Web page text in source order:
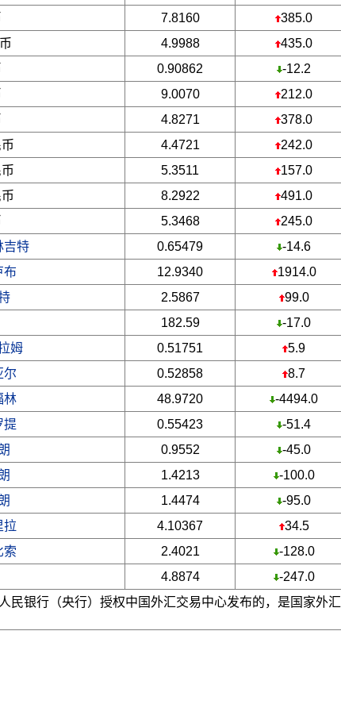
7.8160
385.0
4.9988
435.0
0.90862
-12.2
9.0070
212.0
4.8271
378.0
4.4721
242.0
5.3511
157.0
8.2922
491.0
5.3468
245.0
吉特 0.65479
-14.6
布 12.9340
1914.0
2.5867
99.0
182.59
-17.0
姆 0.51751
5.9
尔 0.52858
8.7
林 48.9720
-4494.0
提 0.55423
-51.4
0.9552
-45.0
1.4213
-100.0
1.4474
-95.0
拉 4.10367
34.5
索 2.4021
-128.0
4.8874
-247.0
民银行（央行）授权中国外汇交易中心发布的，是国家外汇